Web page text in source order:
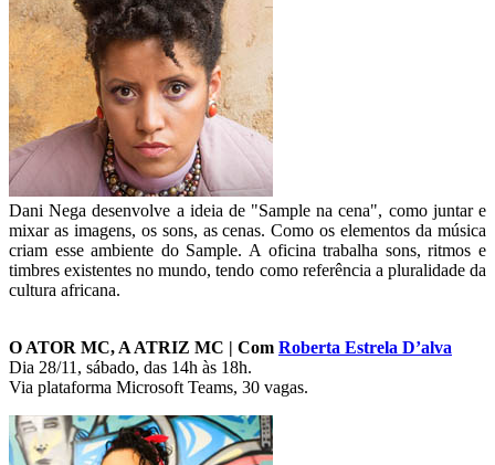
Dani Nega desenvolve a ideia de "Sample na cena", como juntar e
mixar as imagens, os sons, as cenas. Como os elementos da música
criam esse ambiente do Sample. A oficina trabalha sons, ritmos e
timbres existentes no mundo, tendo como referência a pluralidade da
cultura africana.
O ATOR MC, A ATRIZ MC | Com Roberta Estrela D’alva
Dia 28/11, sábado, das 14h às 18h.
Via plataforma Microsoft Teams, 30 vagas.